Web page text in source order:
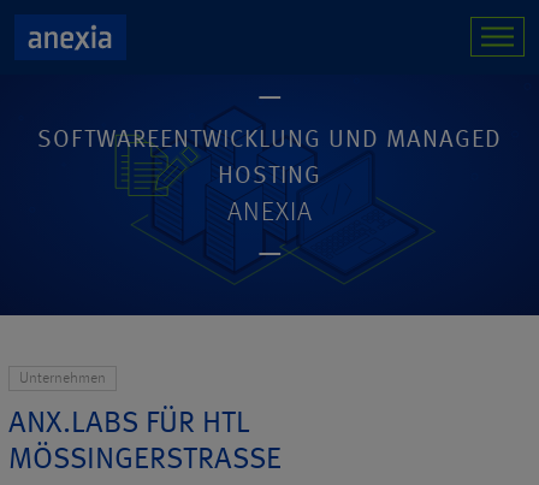
SOFTWAREENTWICKLUNG UND MANAGED
HOSTING
ANEXIA
Unternehmen
ANX.LABS FÜR HTL
MÖSSINGERSTRASSE